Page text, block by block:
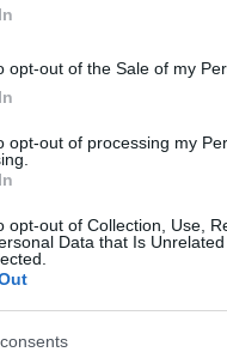
opt-out of the Sale of my
opt-out of processing my
opt-out of Collection, Use,
Data that Is
με την
την
τη λειτουργία
ζάχαρης, η
μόνιμα τη
ότι ο
εγκεφαλική